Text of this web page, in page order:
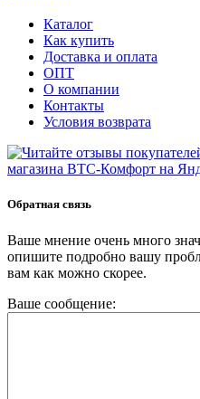
Каталог
Как купить
Доставка и оплата
ОПТ
О компании
Контакты
Условия возврата
Обратная связь
Ваше мнение очень много
опишите подробно вашу
вам как можно скорее.
Ваше сообщение: